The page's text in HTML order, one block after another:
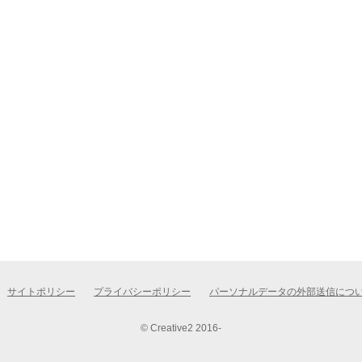
サイトポリシー プライバシーポリシー パーソナルデータの外部送信につ
© Creative2 2016-